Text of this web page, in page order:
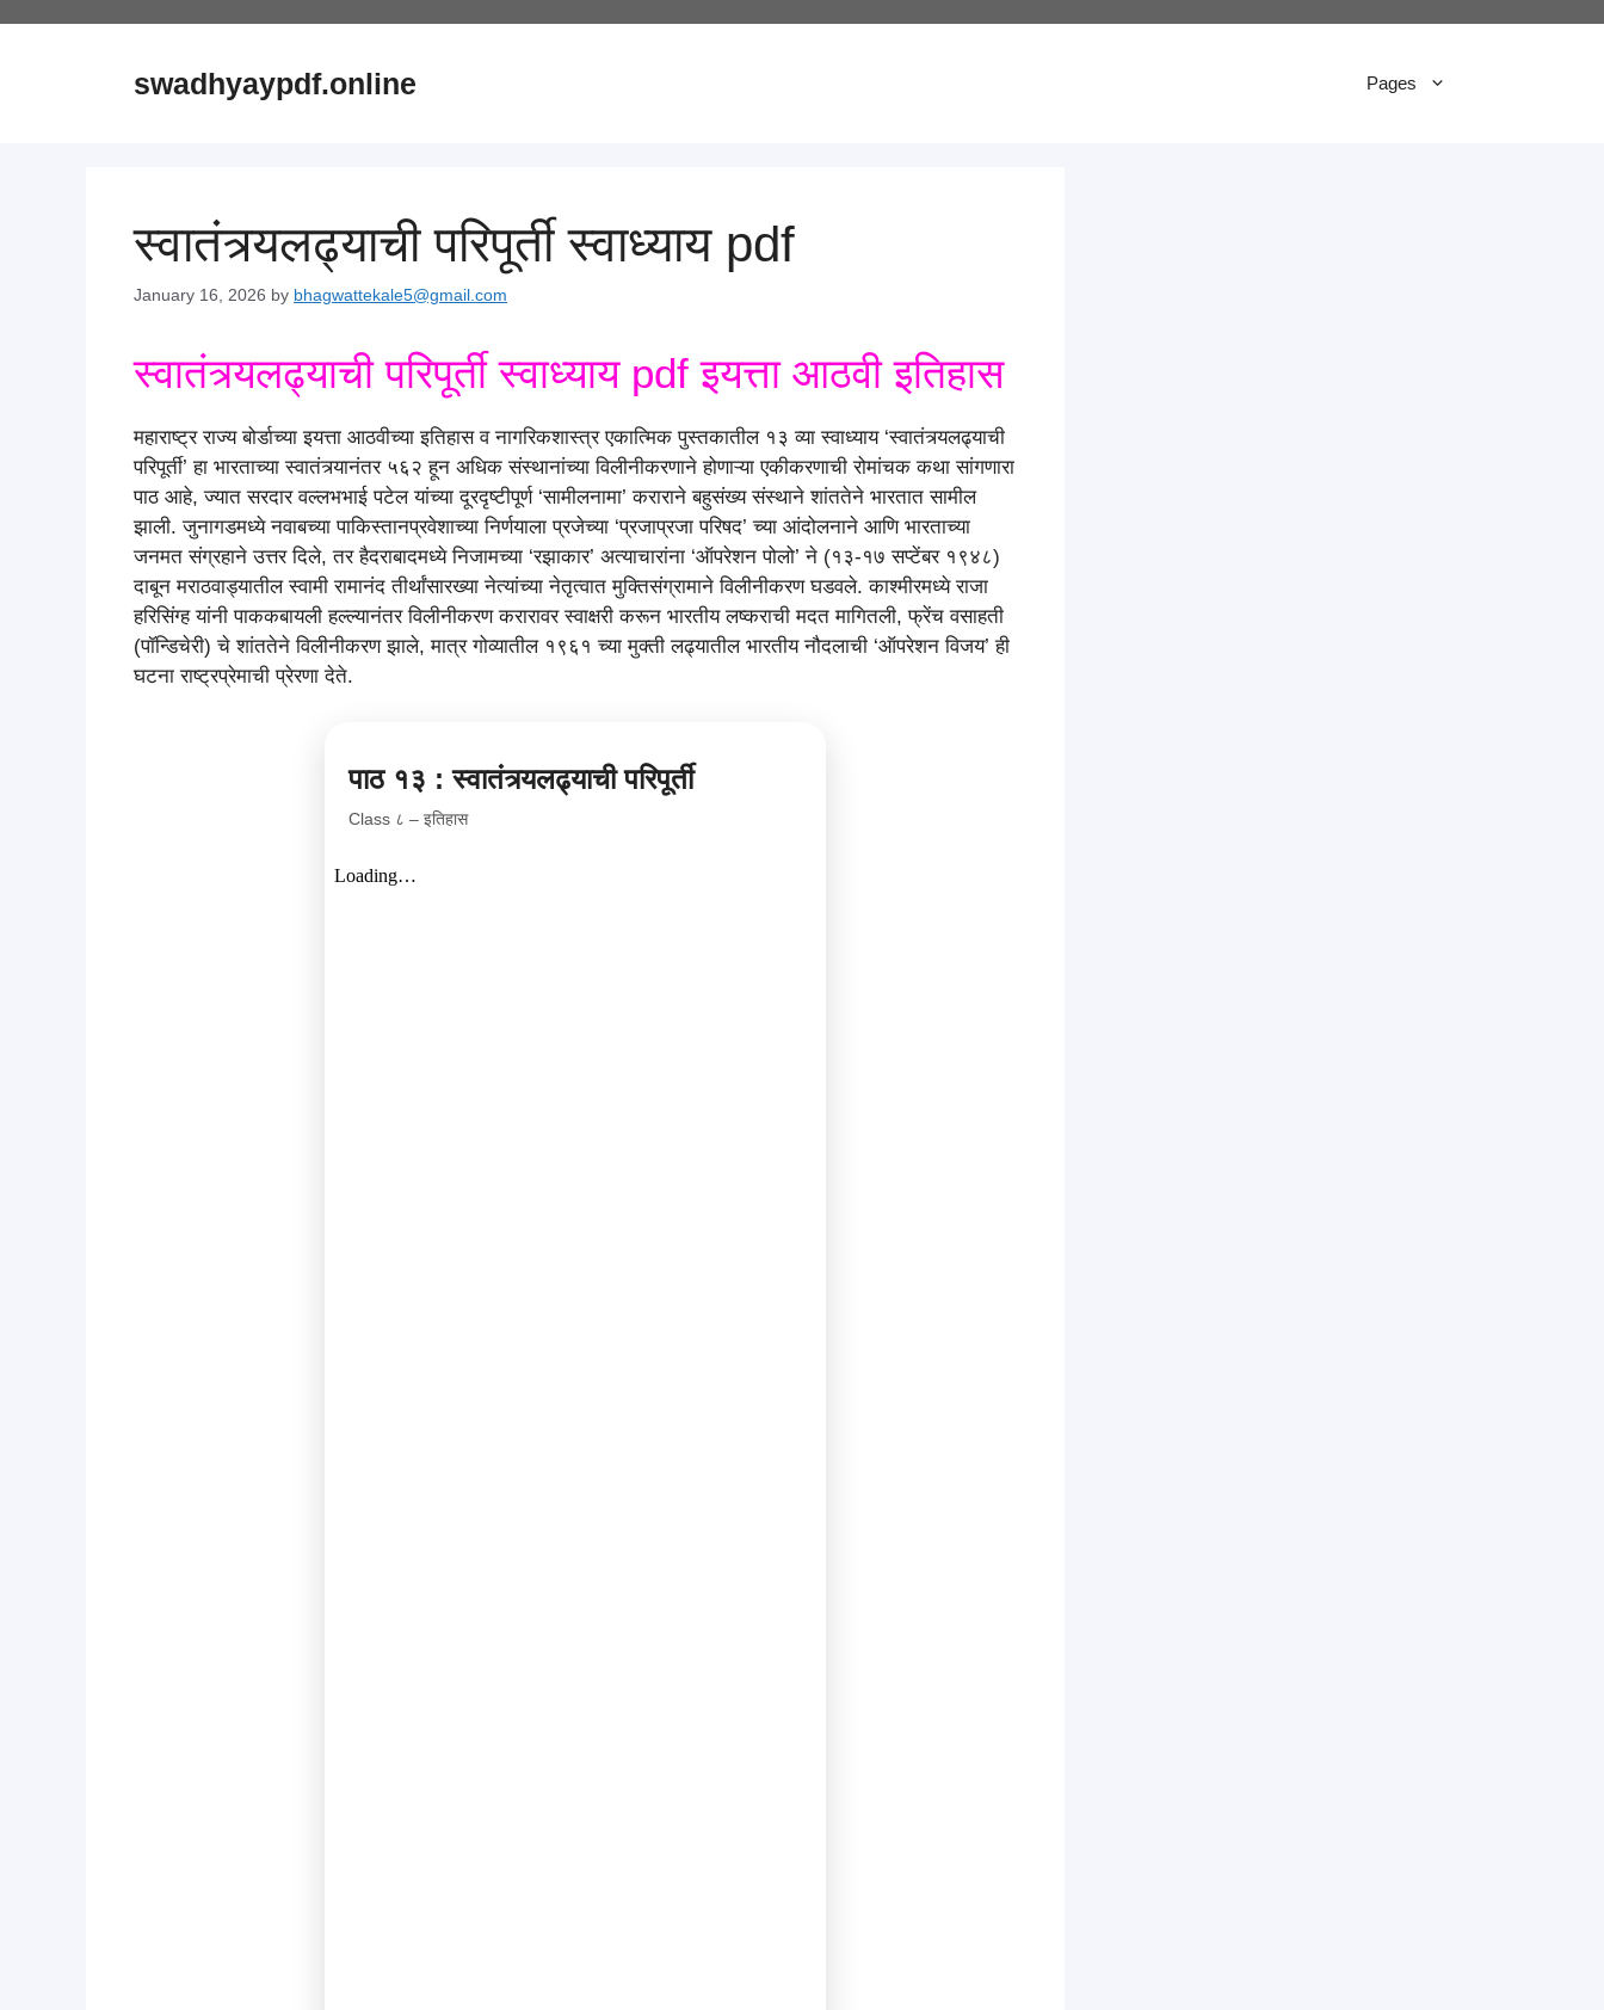
swadhyaypdf.online Pages
स्वातंत्र्यलढ्याची परिपूर्ती स्वाध्याय pdf
January 16, 2026 by bhagwattekale5@gmail.com
स्वातंत्र्यलढ्याची परिपूर्ती स्वाध्याय pdf इयत्ता आठवी इतिहास
महाराष्ट्र राज्य बोर्डाच्या इयत्ता आठवीच्या इतिहास व नागरिकशास्त्र एकात्मिक पुस्तकातील १३ व्या स्वाध्याय ‘स्वातंत्र्यलढ्याची
परिपूर्ती’ हा भारताच्या स्वातंत्र्यानंतर ५६२ हून अधिक संस्थानांच्या विलीनीकरणाने होणाऱ्या एकीकरणाची रोमांचक कथा सांगणारा
पाठ आहे, ज्यात सरदार वल्लभभाई पटेल यांच्या दूरदृष्टीपूर्ण ‘सामीलनामा’ कराराने बहुसंख्य संस्थाने शांततेने भारतात सामील
झाली. जुनागडमध्ये नवाबच्या पाकिस्तानप्रवेशाच्या निर्णयाला प्रजेच्या ‘प्रजाप्रजा परिषद’ च्या आंदोलनाने आणि भारताच्या
जनमत संग्रहाने उत्तर दिले, तर हैदराबादमध्ये निजामच्या ‘रझाकार’ अत्याचारांना ‘ऑपरेशन पोलो’ ने (१३-१७ सप्टेंबर १९४८)
दाबून मराठवाड्यातील स्वामी रामानंद तीर्थांसारख्या नेत्यांच्या नेतृत्वात मुक्तिसंग्रामाने विलीनीकरण घडवले. काश्मीरमध्ये राजा
हरिसिंग्ह यांनी पाककबायली हल्ल्यानंतर विलीनीकरण करारावर स्वाक्षरी करून भारतीय लष्कराची मदत मागितली, फ्रेंच वसाहती
(पॉन्डिचेरी) चे शांततेने विलीनीकरण झाले, मात्र गोव्यातील १९६१ च्या मुक्ती लढ्यातील भारतीय नौदलाची ‘ऑपरेशन विजय’ ही
घटना राष्ट्रप्रेमाची प्रेरणा देते.
पाठ १३ : स्वातंत्र्यलढ्याची परिपूर्ती
Class ८ – इतिहास